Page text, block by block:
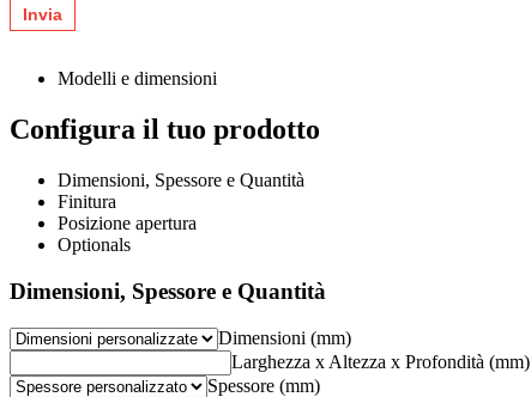
Modelli e dimensioni
Configura il tuo prodotto
Dimensioni, Spessore e Quantità
Finitura
Posizione apertura
Optionals
Dimensioni, Spessore e Quantità
Dimensioni (mm)
Larghezza x Altezza x Profondità (mm)
Spessore (mm)